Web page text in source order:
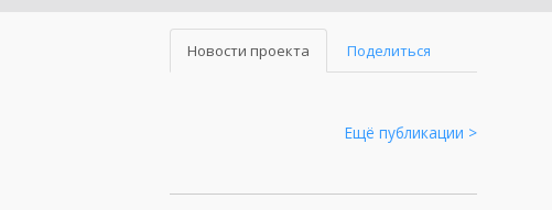
Новости проекта Поделиться
Ещё публикации >